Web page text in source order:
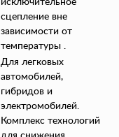
исключительное
сцепление вне
зависимости от
температуры .
Для легковых
автомобилей,
гибридов и
электромобилей.
Комплекс технологий